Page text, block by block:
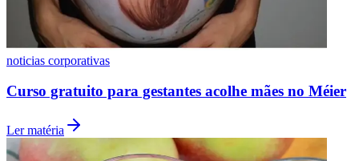
noticias corporativas
Curso gratuito para gestantes acolhe mães no Méier
Ler matéria